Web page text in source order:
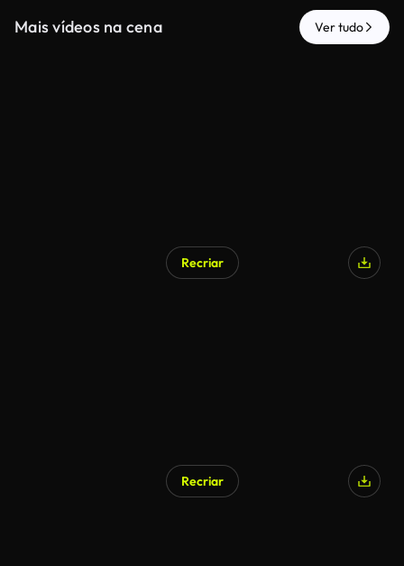
Mais vídeos na cena Ver tudo
Recriar
Recriar